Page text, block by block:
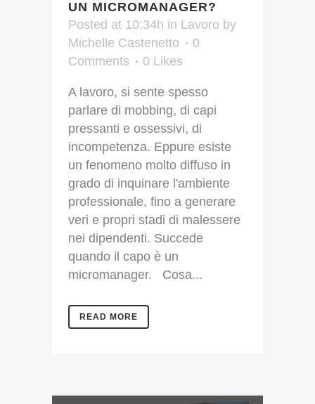
UN MICROMANAGER?
Posted at 10:34h in Lavoro by
Michelle Castenetto
0
Comments
0 Likes
A lavoro, si sente spesso
parlare di mobbing, di capi
pressanti e ossessivi, di
incompetenza. Eppure esiste
un fenomeno molto diffuso in
grado di inquinare l'ambiente
professionale, fino a generare
veri e propri stadi di malessere
nei dipendenti. Succede
quando il capo è un
micromanager. Cosa...
READ MORE